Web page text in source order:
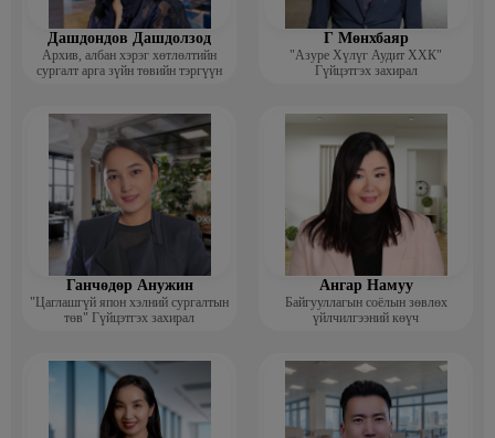
Дашдондов Дашдолзод
Архив, албан хэрэг хөтлөлтийн
сургалт арга зүйн төвийн тэргүүн
Г Мөнхбаяр
"Азуре Хүлүг Аудит ХХК"
Гүйцэтгэх захирал
Ганчөдөр Анужин
"Цаглашгүй япон хэлний сургалтын
төв" Гүйцэтгэх захирал
Ангар Намуу
Байгууллагын соёлын зөвлөх
үйлчилгээний көүч